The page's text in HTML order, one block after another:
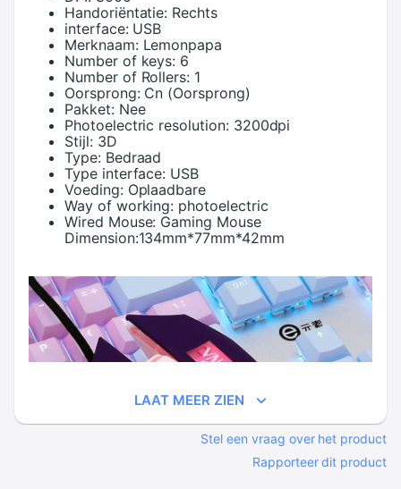
Handoriëntatie: Rechts
interface: USB
Merknaam: Lemonpapa
Number of keys: 6
Number of Rollers: 1
Oorsprong: Cn (Oorsprong)
Pakket: Nee
Photoelectric resolution: 3200dpi
Stijl: 3D
Type: Bedraad
Type interface: USB
Voeding: Oplaadbare
Way of working: photoelectric
Wired Mouse: Gaming Mouse
Dimension:134mm*77mm*42mm
LAAT MEER ZIEN
Stel een vraag over het product
Rapporteer dit product